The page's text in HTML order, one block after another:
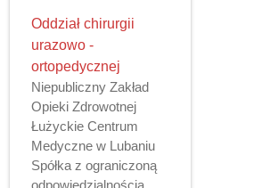
Oddział chirurgii
urazowo -
ortopedycznej
Niepubliczny Zakład
Opieki Zdrowotnej
Łużyckie Centrum
Medyczne w Lubaniu
Spółka z ograniczoną
odpowiedzialnością